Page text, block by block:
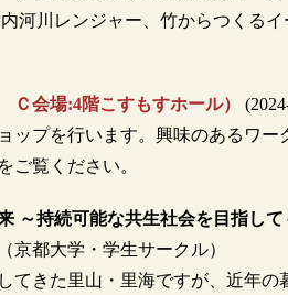
河川レンジャー、竹からつくる
会場:4階こすもすホール）
プを行います。興味のあるワ
ご覧ください。
～持続可能な共生社会を目指して
京都大学・学生サークル）
てきた里山・里海ですが、近年